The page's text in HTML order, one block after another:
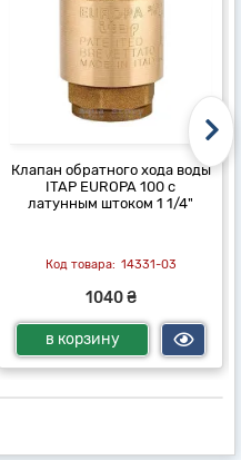
Клапан обратного хода воды
ITAP EUROPA 100 с
латунным штоком 1 1/4"
14331-03
1040 ₴
в корзину